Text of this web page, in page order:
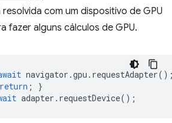
com um dispositivo de GPU
fazer alguns cálculos de GPU.
navigator .gpu . requestAdapter
return ;
}
adapter . requestDevice();